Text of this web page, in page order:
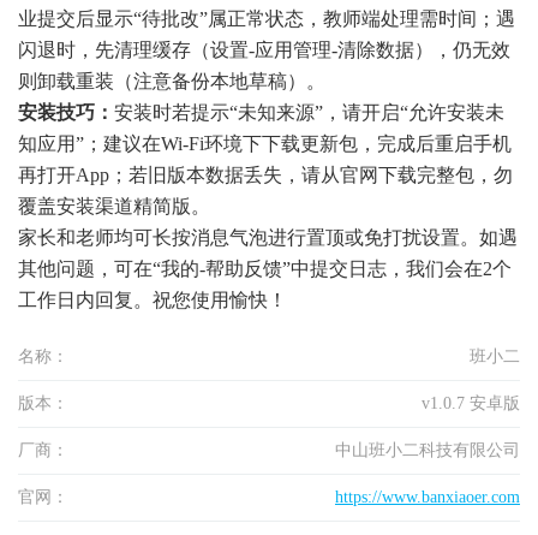
业提交后显示“待批改”属正常状态，教师端处理需时间；遇
闪退时，先清理缓存（设置-应用管理-清除数据），仍无效
则卸载重装（注意备份本地草稿）。
安装技巧： 安装时若提示“未知来源”，请开启“允许安装未
知应用”；建议在Wi-Fi环境下下载更新包，完成后重启手机
再打开App；若旧版本数据丢失，请从官网下载完整包，勿
覆盖安装渠道精简版。
家长和老师均可长按消息气泡进行置顶或免打扰设置。如遇
其他问题，可在“我的-帮助反馈”中提交日志，我们会在2个
工作日内回复。祝您使用愉快！
名称： 班小二
版本： v1.0.7 安卓版
厂商： 中山班小二科技有限公司
官网： https://www.banxiaoer.com